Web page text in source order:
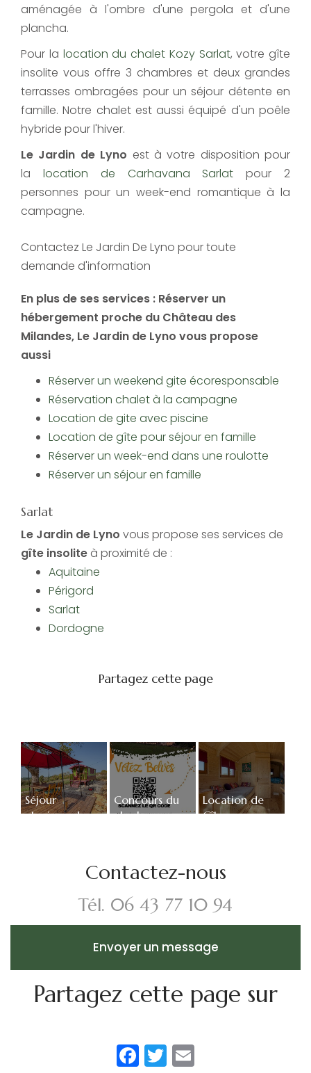
aménagée à l'ombre d'une pergola et d'une
plancha.
Pour la location du chalet Kozy Sarlat, votre gîte
insolite vous offre 3 chambres et deux grandes
terrasses ombragées pour un séjour détente en
famille. Notre chalet est aussi équipé d'un poêle
hybride pour l'hiver.
Le Jardin de Lyno​ est à votre disposition pour
la location de Carhavana Sarlat pour 2
personnes pour un week-end romantique à la
campagne.
Contactez Le Jardin De Lyno pour toute
demande d'information
En plus de ses services : Réserver un
hébergement proche du Château des
Milandes, Le Jardin de Lyno vous propose
aussi
Réserver un weekend gite écoresponsable
Réservation chalet à la campagne
Location de gite avec piscine
Location de gîte pour séjour en famille
Réserver un week-end dans une roulotte
Réserver un séjour en famille
Sarlat
Le Jardin de Lyno vous propose ses services de
gîte insolite à proximité de :
Aquitaine
Périgord
Sarlat
Dordogne
Séjour
atypique dans
Concours du
plus beau
gîtes insolites -
Location de
Gîte avec
Contactez-nous
Tél. 06 43 77 10 94
Envoyer un message
Partagez cette page sur
Facebook
Twitter